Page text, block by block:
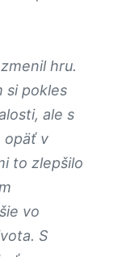
hru.
si pokles
ale s
opäť v
to zlepšilo
vo
S